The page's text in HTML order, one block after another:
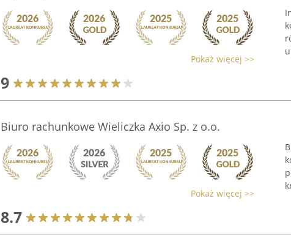
Pokaż więcej >>
9
Biuro rachunkowe Wieliczka Axio Sp. z o.o.
Pokaż więcej >>
8.7